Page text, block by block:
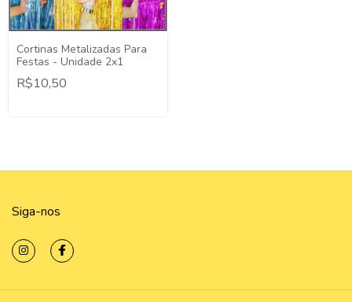
Cortinas Metalizadas Para
Festas - Unidade 2x1
R$10,50
Siga-nos